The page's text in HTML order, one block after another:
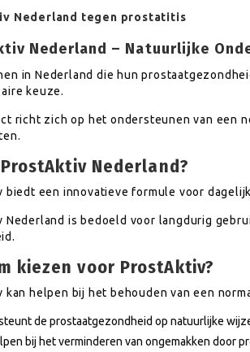
Nederland tegen prostatitis
Nederland – Natuurlijke
in Nederland die hun
keuze.
richt zich op het ondersteunen van een
Nederland?
biedt een innovatieve formule voor
Nederland is bedoeld voor langdurig
kiezen voor ProstAktiv?
kan helpen bij het behouden van een
de prostaatgezondheid op natuurlijke
bij het verminderen van ongemakken door